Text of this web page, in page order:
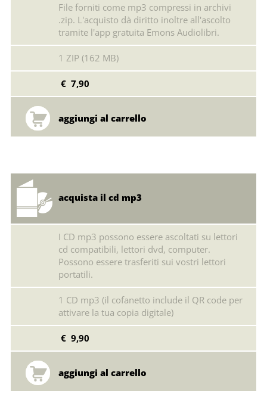
File forniti come mp3 compressi in archivi
.zip. L'acquisto dà diritto inoltre all'ascolto
tramite l'app gratuita Emons Audiolibri.
1 ZIP (162 MB)
€ 7,90
acquista il cd mp3
I CD mp3 possono essere ascoltati su lettori
cd compatibili, lettori dvd, computer.
Possono essere trasferiti sui vostri lettori
portatili.
1 CD mp3 (il cofanetto include il QR code per
attivare la tua copia digitale)
€ 9,90